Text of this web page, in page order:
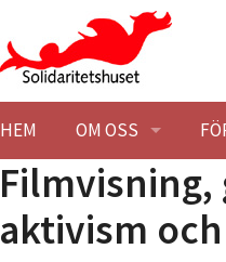
HEM OM OSS
BESÖK OSS
KONTAKTA OSS
aktivism